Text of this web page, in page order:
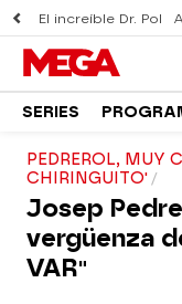
El increíble Dr. Pol
SERIES
PEDREROL, MUY
CHIRINGUITO'
Josep
vergüenza
VAR"